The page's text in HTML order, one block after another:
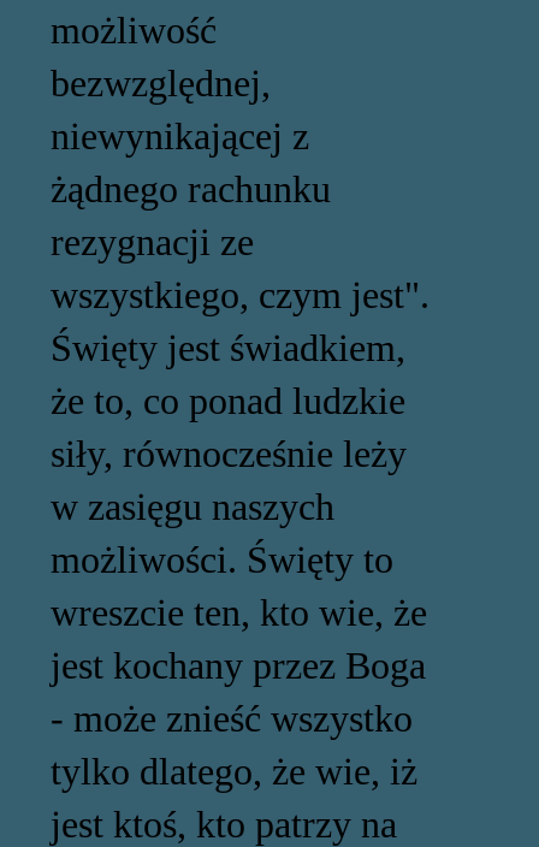
możliwość
bezwzględnej,
niewynikającej z
żądnego rachunku
rezygnacji ze
wszystkiego, czym jest".
Święty jest świadkiem,
że to, co ponad ludzkie
siły, równocześnie leży
w zasięgu naszych
możliwości. Święty to
wreszcie ten, kto wie, że
jest kochany przez Boga
- może znieść wszystko
tylko dlatego, że wie, iż
jest ktoś, kto patrzy na